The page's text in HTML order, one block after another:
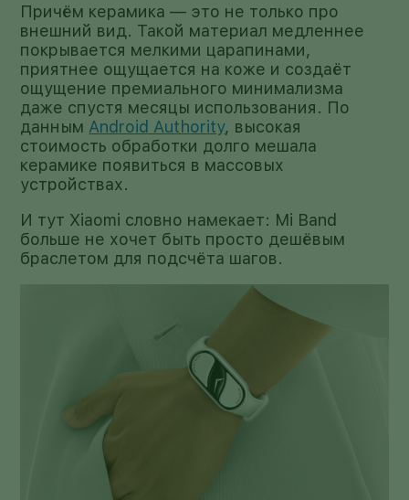
Причём керамика — это не только про
внешний вид. Такой материал медленнее
покрывается мелкими царапинами,
приятнее ощущается на коже и создаёт
ощущение премиального минимализма
даже спустя месяцы использования. По
данным Android Authority, высокая
стоимость обработки долго мешала
керамике появиться в массовых
устройствах.
И тут Xiaomi словно намекает: Mi Band
больше не хочет быть просто дешёвым
браслетом для подсчёта шагов.